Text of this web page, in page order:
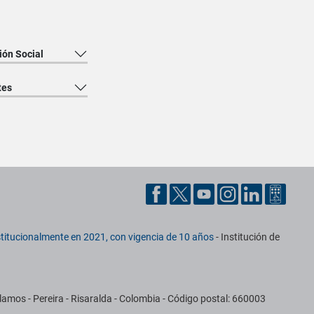
Social
en 2021, con vigencia de 10 años- Institución de
- Pereira - Risaralda - Colombia - Código postal: 660003